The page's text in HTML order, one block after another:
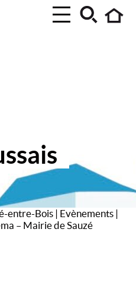
entre-Bois Evènements
– Mairie de Sauzé